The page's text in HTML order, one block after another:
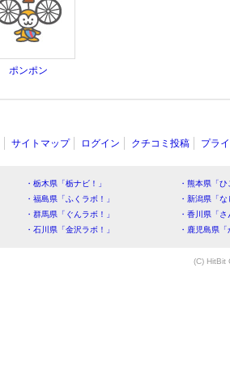
ポンポン
サイトマップ ログイン クチコミ投稿 プラ
・栃木県「栃ナビ！」
・熊本県「
・福島県「ふくラボ！」
・新潟県「
・群馬県「ぐんラボ！」
・香川県「
・石川県「金沢ラボ！」
・鹿児島県
(C) HitBit